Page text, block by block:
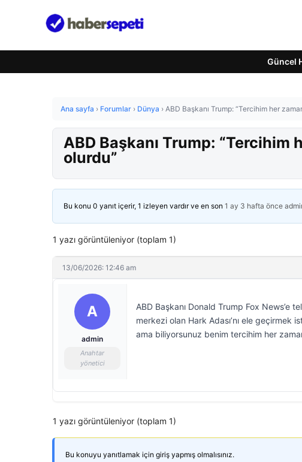
Güncel
Ana sayfa › Forumlar › Dünya › ABD Başkanı Trump: “Tercihim her
ABD Başkanı Trump: “Tercihim
olurdu”
Bu konu 0 yanıt içerir, 1 izleyen vardır ve en son 1 ay 3 hafta önce
1 yazı görüntüleniyor (toplam 1)
13/06/2026: 12:46 am
A
admin
Anahtar
yönetici
ABD Başkanı Donald Trump Fox News’e
merkezi olan Hark Adası’nı ele
ama biliyorsunuz benim tercihim her
1 yazı görüntüleniyor (toplam 1)
Bu konuyu yanıtlamak için giriş yapmış olmalısınız.